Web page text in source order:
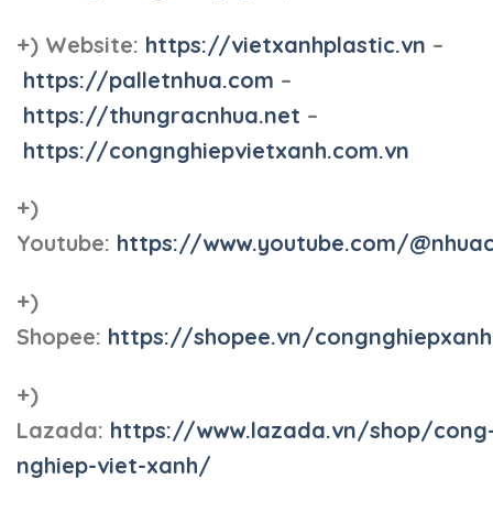
+) Website: https://vietxanhplastic.vn –
https://palletnhua.com –
https://thungracnhua.net –
https://congnghiepvietxanh.com.vn
+)
Youtube: https://www.youtube.com/
+)
Shopee: https://shopee.vn/
+)
Lazada: https://www.lazada.vn/shop/
nghiep-viet-xanh/